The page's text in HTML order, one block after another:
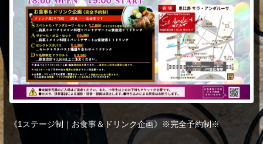
《1ステージ制｜お食事＆ドリンク企画》※完全予約制※